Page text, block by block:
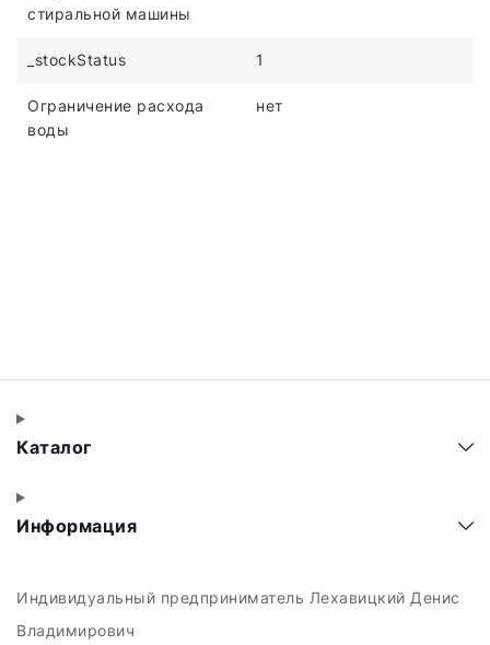
стиральной машины
_stockStatus 1
Ограничение расхода
воды
нет
Каталог
Информация
Индивидуальный предприниматель Лехавицкий Денис
Владимирович